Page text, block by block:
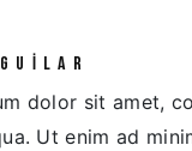
dolor sit amet,
Ut enim ad